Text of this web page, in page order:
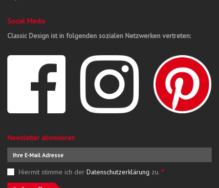
Social Media
Classic Design ist in folgenden sozialen Netzwerken vertreten:
Newsletter abonnieren
Hiermit stimme ich der Datenschutzerklärung zu. *